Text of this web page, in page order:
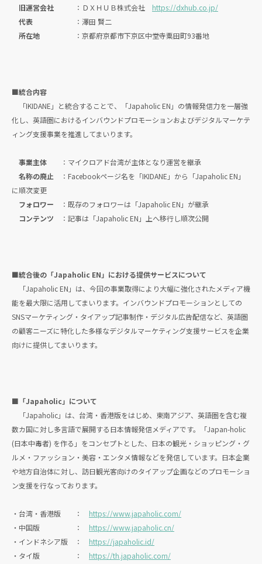
旧運営会社 ：ＤＸＨＵＢ株式会社 https://dxhub.co.jp/
代表 ：澤田 賢二
所在地 ：京都府京都市下京区中堂寺粟田町93番地
■統合内容
「IKIDANE」と統合することで、「Japaholic EN」の情報発信力を一層強
化し、英語圏におけるインバウンドプロモーションおよびデジタルマーケテ
ィング支援事業を推進してまいります。
事業主体 ：マイクロアド台湾が主体となり運営を継承
名称の廃止 ：Facebookページ名を「IKIDANE」から「Japaholic EN」
に順次変更
フォロワー ：既存のフォロワーは「Japaholic EN」が継承
コンテンツ ：記事は「Japaholic EN」上へ移行し順次公開
■統合後の「Japaholic EN」における提供サービスについて
「Japaholic EN」は、今回の事業取得により大幅に強化されたメディア機
能を最大限に活用してまいります。インバウンドプロモーションとしての
SNSマーケティング・タイアップ記事制作・デジタル広告配信など、英語圏
の顧客ニーズに特化した多様なデジタルマーケティング支援サービスを企業
向けに提供してまいります。
■「Japaholic」について
「Japaholic」は、台湾・香港版をはじめ、東南アジア、英語圏を含む複
数カ国に対し多言語で展開する日本情報発信メディアです。「Japan-holic
(日本中毒者) を作る」をコンセプトとした、日本の観光・ショッピング・グ
ルメ・ファッション・美容・エンタメ情報などを発信しています。日本企業
や地方自治体に対し、訪日観光客向けのタイアップ企画などのプロモーショ
ン支援を行なっております。
・台湾・香港版 ： https://www.japaholic.com/
・中国版 ： https://www.japaholic.cn/
・インドネシア版 ： https://japaholic.id/
・タイ版 ： https://th.japaholic.com/